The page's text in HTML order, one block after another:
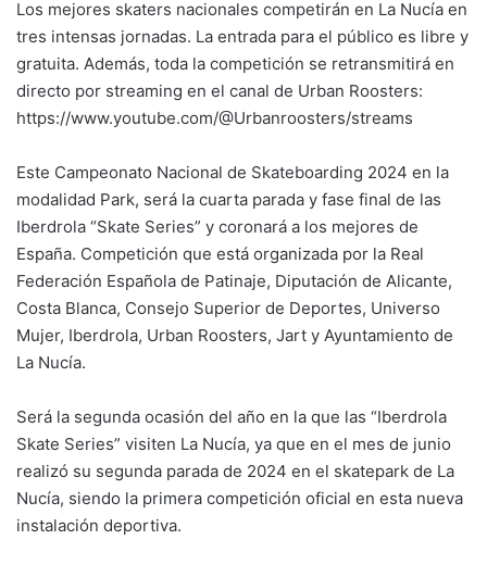
k
Los mejores skaters nacionales competirán en La Nucía en
tres intensas jornadas. La entrada para el público es libre y
gratuita. Además, toda la competición se retransmitirá en
directo por streaming en el canal de Urban Roosters:
https://www.youtube.com/@Urbanroosters/streams
Este Campeonato Nacional de Skateboarding 2024 en la
modalidad Park, será la cuarta parada y fase final de las
Iberdrola “Skate Series” y coronará a los mejores de
España. Competición que está organizada por la Real
Federación Española de Patinaje, Diputación de Alicante,
Costa Blanca, Consejo Superior de Deportes, Universo
Mujer, Iberdrola, Urban Roosters, Jart y Ayuntamiento de
La Nucía.
Será la segunda ocasión del año en la que las “Iberdrola
Skate Series” visiten La Nucía, ya que en el mes de junio
realizó su segunda parada de 2024 en el skatepark de La
Nucía, siendo la primera competición oficial en esta nueva
instalación deportiva.